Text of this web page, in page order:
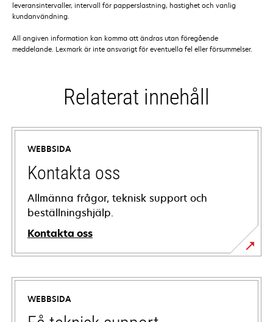
leveransintervaller, intervall för papperslastning, hastighet och vanlig
kundanvändning.
All angiven information kan komma att ändras utan föregående
meddelande. Lexmark är inte ansvarigt för eventuella fel eller försummelser.
Relaterat innehåll
WEBBSIDA
Kontakta oss
Allmänna frågor, teknisk support och
beställningshjälp.
Kontakta oss
WEBBSIDA